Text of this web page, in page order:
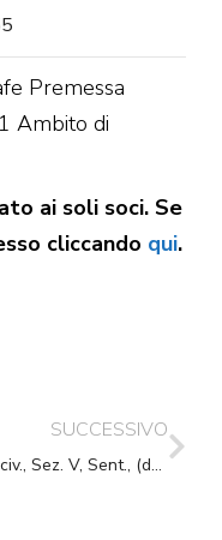
Premessa
Ambito di
ai soli soci. Se
cliccando qui.
SUCCESSIVO
Cass. civ., Sez. V, Sent., (data ud. 13/06/2014) 10/09/2014, n. 19065